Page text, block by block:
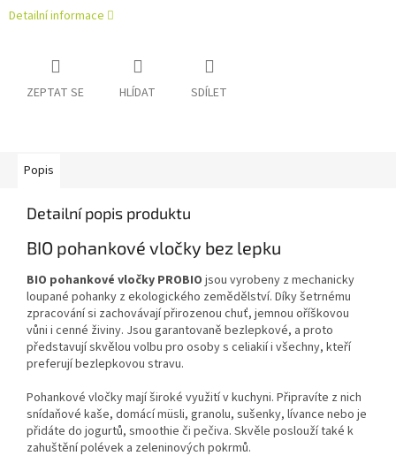
Detailní informace
ZEPTAT SE HLÍDAT SDÍLET
Popis
Detailní popis produktu
BIO pohankové vločky bez lepku
BIO pohankové vločky PROBIO jsou vyrobeny z mechanicky
loupané pohanky z ekologického zemědělství. Díky šetrnému
zpracování si zachovávají přirozenou chuť, jemnou oříškovou
vůni i cenné živiny. Jsou garantovaně bezlepkové, a proto
představují skvělou volbu pro osoby s celiakií i všechny, kteří
preferují bezlepkovou stravu.
Pohankové vločky mají široké využití v kuchyni. Připravíte z nich
snídaňové kaše, domácí müsli, granolu, sušenky, lívance nebo je
přidáte do jogurtů, smoothie či pečiva. Skvěle poslouží také k
zahuštění polévek a zeleninových pokrmů.